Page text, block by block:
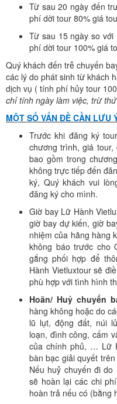
Từ sau 20 ngày
phí dời tour 80% giá
Từ sau 15 ngày
phí dời tour 100% giá
Quý khách đến trễ chuyến
các lý do phát sinh từ khách
dịch vụ ( tính phí hủy tour
chỉ tính ngày làm việc, trừ
MỘT SỐ VẤN ĐỀ CẦN LƯU
Trước khi đăng ký
chương trình, giá
bao gồm trong
không trực tiếp đến
ký, Quý khách vui
đăng ký cho mình.
Giờ bay Lữ Hành
giờ bay dự kiến, giờ
nhiệm của hãng hàng
không báo trước cho
gắng phối hợp để
Hành Vietluxtour sẽ
phù hợp với tình hình
Hoãn/ Huỷ chuyến
hàng không hoặc do
lũ lụt, động đất, núi
loạn, đình công, cấm
của chính phủ, … Lữ
bàn bạc giải quyết
Nếu huỷ chuyến đi do
sẽ hoàn lại các chi
hoàn trả nếu có (bằng